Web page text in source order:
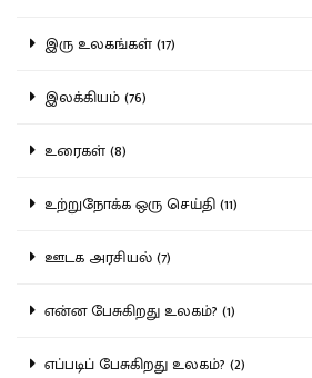
இரு உலகங்கள் (17)
இலக்கியம் (76)
உரைகள் (8)
உற்றுநோக்க ஒரு செய்தி (11)
ஊடக அரசியல் (7)
என்ன பேசுகிறது உலகம்? (1)
எப்படிப் பேசுகிறது உலகம்? (2)